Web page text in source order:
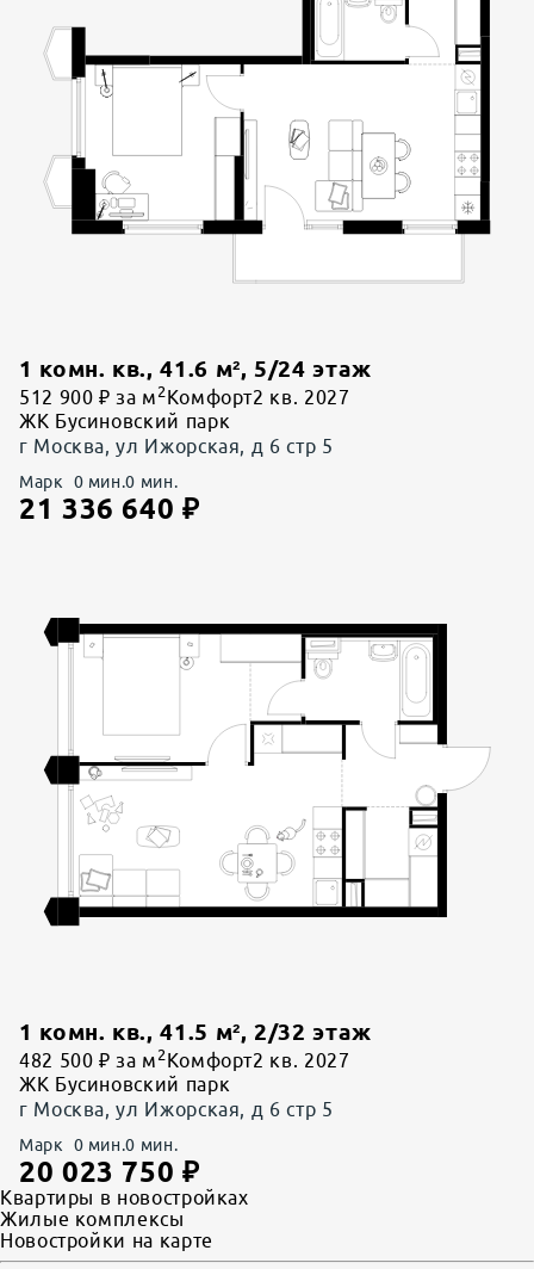
1 комн. кв., 41.6 м², 5/24 этаж
512 900 ₽ за м 2 Комфорт2 кв. 2027
ЖК Бусиновский парк
г Москва, ул Ижорская, д 6 стр 5
Марк 0 мин.0 мин.
21 336 640 ₽
1 комн. кв., 41.5 м²,2/32 этаж
482 500 ₽ за м 2 Комфорт2 кв. 2027
ЖК Бусиновский парк
г Москва, ул Ижорская, д 6 стр 5
Марк 0 мин.0 мин.
20 023 750 ₽
Квартиры в новостройках
Жилые комплексы
Новостройки на карте